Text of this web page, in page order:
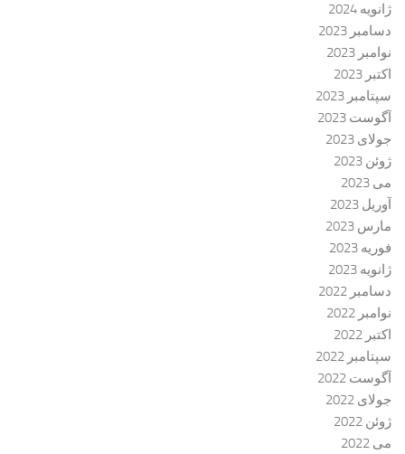
ژانویه 2024
دسامبر 2023
نوامبر 2023
اکتبر 2023
سپتامبر 2023
آگوست 2023
جولای 2023
ژوئن 2023
می 2023
آوریل 2023
مارس 2023
فوریه 2023
ژانویه 2023
دسامبر 2022
نوامبر 2022
اکتبر 2022
سپتامبر 2022
آگوست 2022
جولای 2022
ژوئن 2022
می 2022